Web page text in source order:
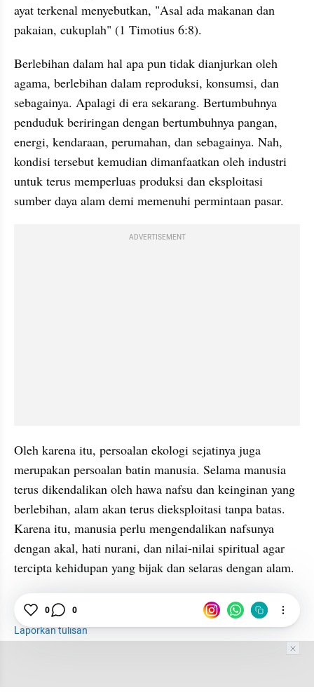
ayat terkenal menyebutkan, "Asal ada makanan dan
pakaian, cukuplah" (1 Timotius 6:8).
Berlebihan dalam hal apa pun tidak dianjurkan oleh
agama, berlebihan dalam reproduksi, konsumsi, dan
sebagainya. Apalagi di era sekarang. Bertumbuhnya
penduduk beriringan dengan bertumbuhnya pangan,
energi, kendaraan, perumahan, dan sebagainya. Nah,
kondisi tersebut kemudian dimanfaatkan oleh industri
untuk terus memperluas produksi dan eksploitasi
sumber daya alam demi memenuhi permintaan pasar.
ADVERTISEMENT
Oleh karena itu, persoalan ekologi sejatinya juga
merupakan persoalan batin manusia. Selama manusia
terus dikendalikan oleh hawa nafsu dan keinginan yang
berlebihan, alam akan terus dieksploitasi tanpa batas.
Karena itu, manusia perlu mengendalikan nafsunya
dengan akal, hati nurani, dan nilai-nilai spiritual agar
tercipta kehidupan yang bijak dan selaras dengan alam.
Lingkungan
Laporkan tulisan
0 0